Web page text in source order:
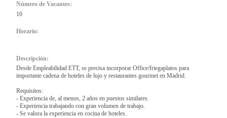
Número de Vacantes:
10
Horario:
Descripción:
Desde Empleabilidad ETT, se precisa incorporar Office/friegaplatos para
importante cadena de hoteles de lujo y restaurantes gourmet en Madrid.
Requisitos:
- Experiencia de, al menos, 2 años en puestos similares.
- Experiencia trabajando con gran volumen de trabajo.
- Se valora la experiencia en cocina de hoteles.